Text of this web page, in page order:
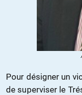
Pour désigner un
de superviser le